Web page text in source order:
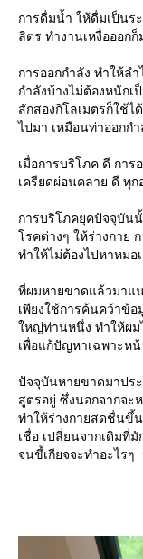
การดื่มน้ำ ให้ดื่มเป็นร
ลิตร ทำงานเหงื่อออก
การออกกำลัง ทำให้ล
กำลังบ้างไม่ต้องหนักเ
สักสองกิโลเมตรก็ใช้ไ
ไปมา เหมือนท่าออกก
เมื่อการบริโภค ดี การ
เครียดผ่อนคลาย ดี ทุก
การบริโภคยุคปัจจุบัน
รคต่างๆ ให้ร่างกาย
ทำให้ไม่ต้องไปหาหม
ที่ผมหายขาดแล้วมาแ
เพียงใช้การค้นคว้าข้
หญ่ท่านหนึ่ง ทำให้ผม
เพื่อแก้ปัญหาเฉพาะห
ปัจจุบันหายขาดมาปร
สูตรอยู่ ซึ่งนอกจากจะ
ทำให้ร่างกายสดชื่นขึ้
เชื่อ เปลี่ยนจากเดิมที่
จนขี้เกียจจะทำอะไร